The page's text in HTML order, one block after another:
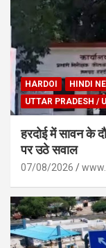
HARDOI HINDI
UTTAR PRADESH /
हरदोई में सावन के
पर उठे सवाल
07/08/2026